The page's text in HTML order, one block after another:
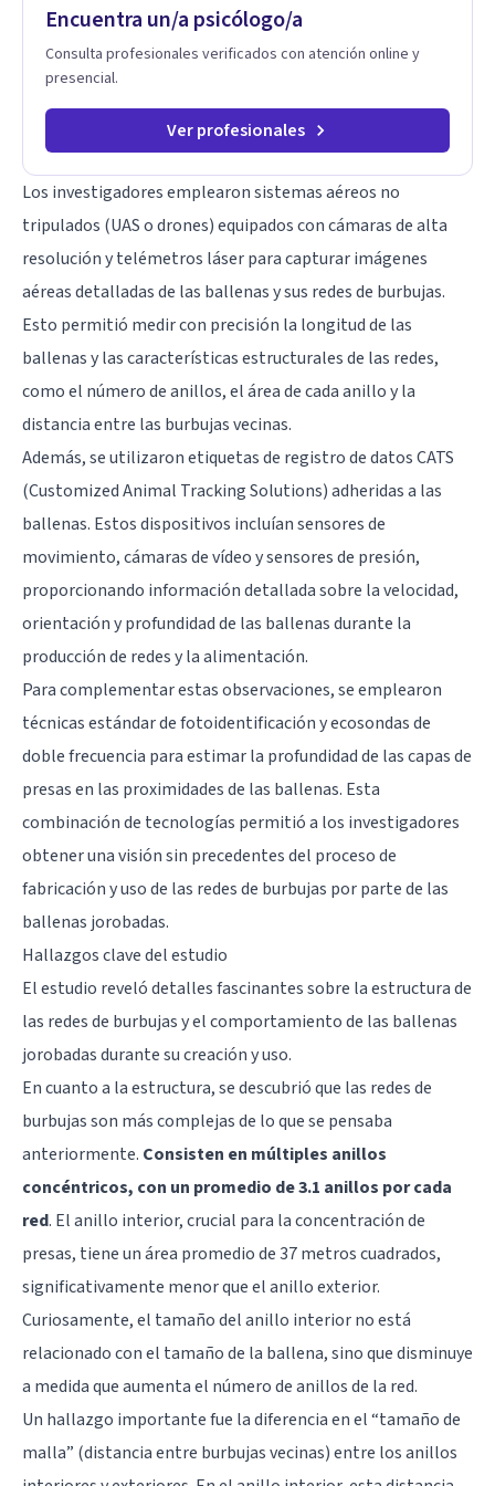
Encuentra un/a psicólogo/a
Consulta profesionales verificados con atención online y
presencial.
Ver profesionales
Los investigadores emplearon sistemas aéreos no
tripulados (UAS o drones) equipados con cámaras de alta
resolución y telémetros láser para capturar imágenes
aéreas detalladas de las ballenas y sus redes de burbujas.
Esto permitió medir con precisión la longitud de las
ballenas y las características estructurales de las redes,
como el número de anillos, el área de cada anillo y la
distancia entre las burbujas vecinas.
Además, se utilizaron etiquetas de registro de datos CATS
(Customized Animal Tracking Solutions) adheridas a las
ballenas. Estos dispositivos incluían sensores de
movimiento, cámaras de vídeo y sensores de presión,
proporcionando información detallada sobre la velocidad,
orientación y profundidad de las ballenas durante la
producción de redes y la alimentación.
Para complementar estas observaciones, se emplearon
técnicas estándar de fotoidentificación y ecosondas de
doble frecuencia para estimar la profundidad de las capas de
presas en las proximidades de las ballenas. Esta
combinación de tecnologías permitió a los investigadores
obtener una visión sin precedentes del proceso de
fabricación y uso de las redes de burbujas por parte de las
ballenas jorobadas.
Hallazgos clave del estudio
El estudio reveló detalles fascinantes sobre la estructura de
las redes de burbujas y el comportamiento de las ballenas
jorobadas durante su creación y uso.
En cuanto a la estructura, se descubrió que las redes de
burbujas son más complejas de lo que se pensaba
anteriormente. Consisten en múltiples anillos
concéntricos, con un promedio de 3.1 anillos por cada
red. El anillo interior, crucial para la concentración de
presas, tiene un área promedio de 37 metros cuadrados,
significativamente menor que el anillo exterior.
Curiosamente, el tamaño del anillo interior no está
relacionado con el tamaño de la ballena, sino que disminuye
a medida que aumenta el número de anillos de la red.
Un hallazgo importante fue la diferencia en el “tamaño de
malla” (distancia entre burbujas vecinas) entre los anillos